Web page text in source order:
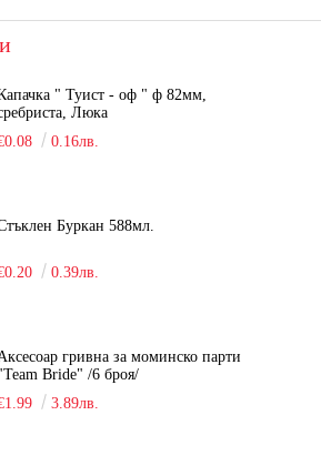
" Туист - оф " ф 82мм,
Люка
0.16лв.
Буркан 588мл.
0.39лв.
гривна за моминско парти
Bride" /6 броя/
3.89лв.